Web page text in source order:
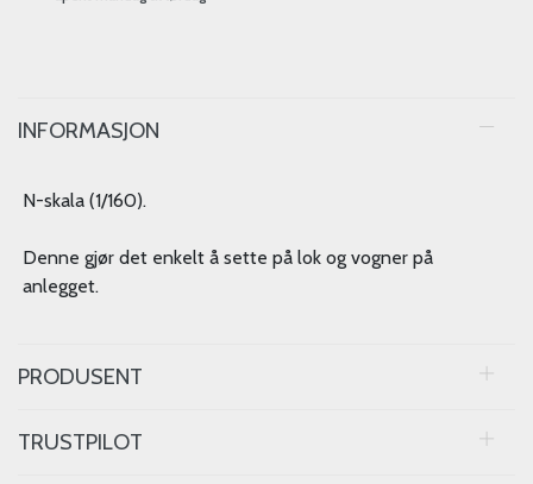
INFORMASJON
N-skala (1/160).
Denne gjør det enkelt å sette på lok og vogner på
anlegget.
PRODUSENT
TRUSTPILOT